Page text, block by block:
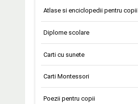
Atlase si enciclopedii pentru copii
Diplome scolare
Carti cu sunete
Carti Montessori
Poezii pentru copii